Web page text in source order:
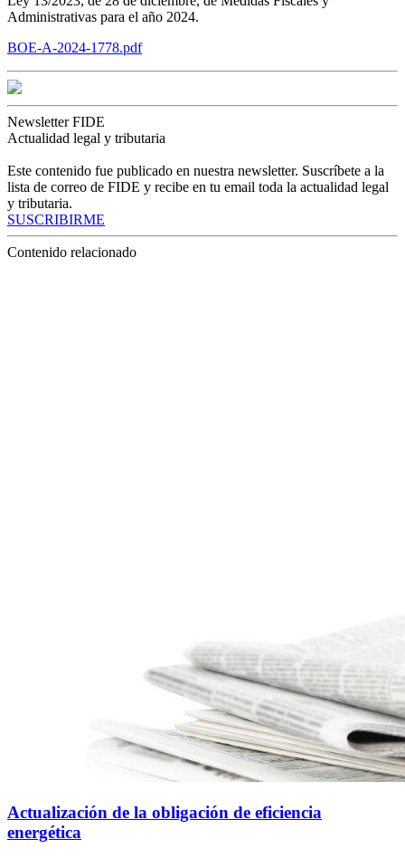
Administrativas para el año 2024.
BOE-A-2024-1778.pdf
Newsletter FIDE
Actualidad legal y tributaria
Este contenido fue publicado en nuestra newsletter. Suscríbete a la
lista de correo de FIDE y recibe en tu email toda la actualidad legal
y tributaria.
SUSCRIBIRME
Contenido relacionado
Actualización de la obligación de eficiencia
energética